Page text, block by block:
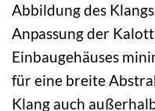
Abbildung des
Anpassung der
Einbaugehäuses
für eine breite
Klang auch